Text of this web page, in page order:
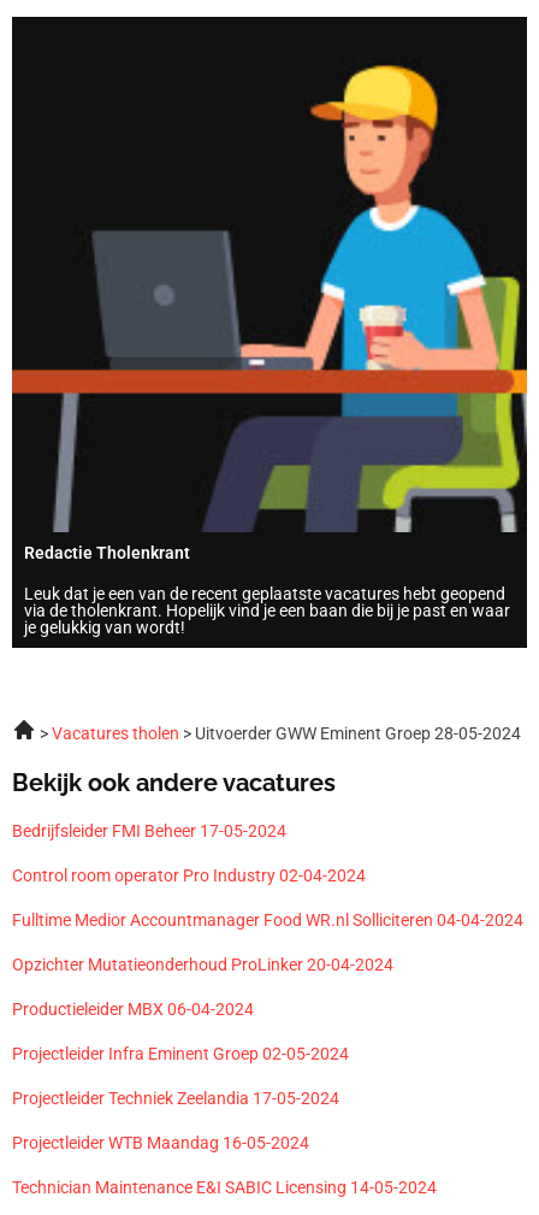
Redactie Tholenkrant
Leuk dat je een van de recent geplaatste vacatures hebt geopend
via de tholenkrant. Hopelijk vind je een baan die bij je past en waar
je gelukkig van wordt!
Vacatures tholen Uitvoerder GWW Eminent Groep 28-05-2024
Bekijk ook andere vacatures
Bedrijfsleider FMI Beheer 17-05-2024
Control room operator Pro Industry 02-04-2024
Fulltime Medior Accountmanager Food WR.nl Solliciteren 04-04-2024
Opzichter Mutatieonderhoud ProLinker 20-04-2024
Productieleider MBX 06-04-2024
Projectleider Infra Eminent Groep 02-05-2024
Projectleider Techniek Zeelandia 17-05-2024
Projectleider WTB Maandag 16-05-2024
Technician Maintenance E&I SABIC Licensing 14-05-2024